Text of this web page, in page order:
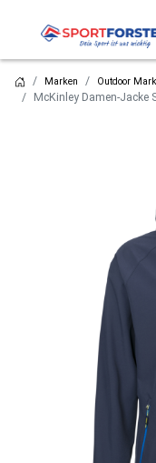
Marken Outdoor
McKinley Damen-Jacke